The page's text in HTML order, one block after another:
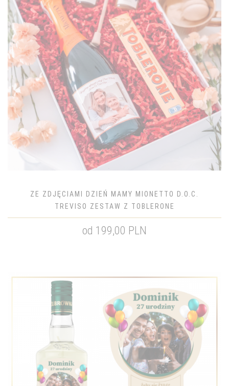
ZE ZDJĘCIAMI DZIEŃ MAMY MIONETTO D.O.C.
TREVISO ZESTAW Z TOBLERONE
od 199,00 PLN